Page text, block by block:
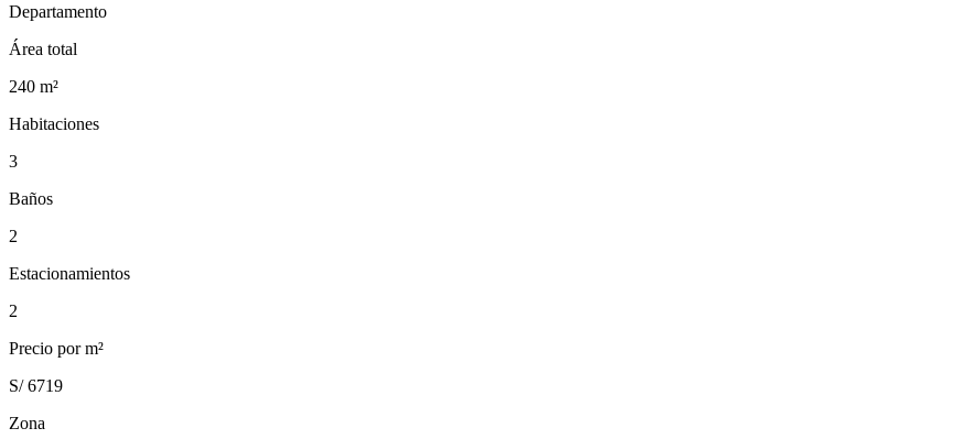
Departamento
Área total
240 m²
Habitaciones
3
Baños
2
Estacionamientos
2
Precio por m²
S/ 6719
Zona